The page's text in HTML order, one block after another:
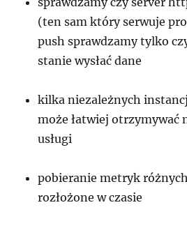
(ten sam który serwuje
push sprawdzamy tylko
stanie wysłać dane
kilka niezależnych
może łatwiej otrzymywać
usługi
pobieranie metryk
rozłożone w czasie